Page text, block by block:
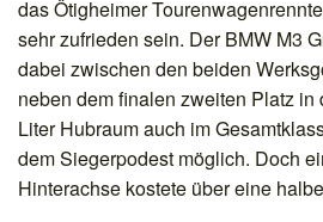
das Ötigheimer
sehr zufrieden sein. Der BMW M3
dabei zwischen den beiden
neben dem finalen zweiten Platz in
Liter Hubraum auch im
dem Siegerpodest möglich. Doch
Hinterachse kostete über eine